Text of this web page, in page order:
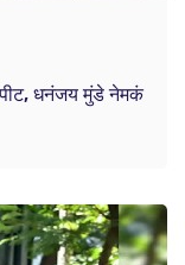
धनंजय मुंडे नेमकं